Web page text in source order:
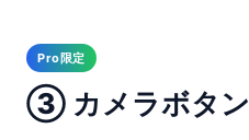
Pro限定
③ カメラボタン